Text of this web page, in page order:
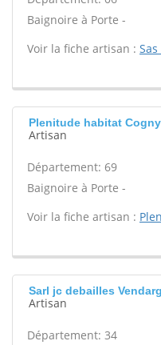
Baignoire à Porte -
Voir la fiche artisan :
Plenitude habitat Cogny
Artisan
Département: 69
Baignoire à Porte -
Voir la fiche artisan :
Sarl jc debailles
Artisan
Département: 34